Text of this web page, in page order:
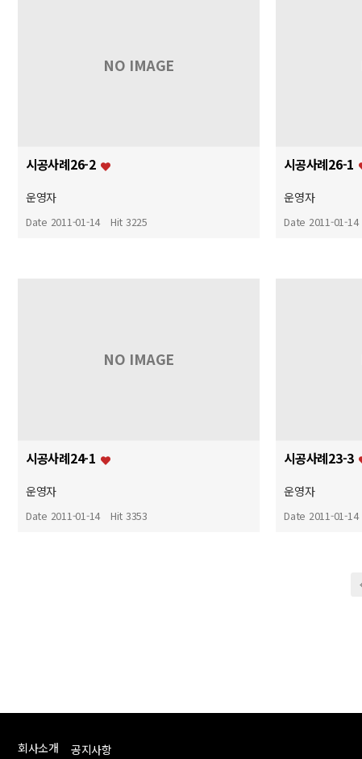
NO IMAGE
시공사례26-2
운영자
Date 2011-01-14 Hit 3225
시공사례26-1
운영자
Date 2011-01-14
NO IMAGE
시공사례24-1
운영자
Date 2011-01-14 Hit 3353
시공사례23-3
운영자
Date 2011-01-14
회사소개 공지사항